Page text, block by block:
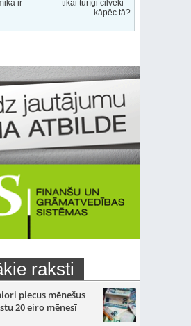
ir
–
tikai turīgi cilvēki –
kāpēc tā?
raksti
piecus mēnešus
20 eiro mēnesī -